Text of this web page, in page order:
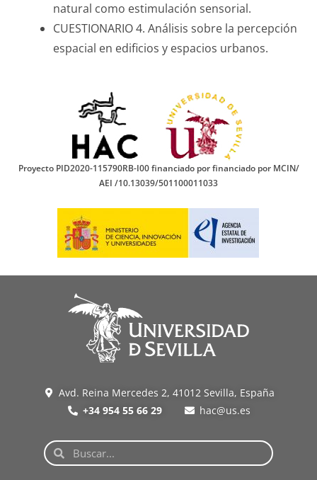
natural como estimulación sensorial.
CUESTIONARIO 4. Análisis sobre la percepción
espacial en edificios y espacios urbanos.
Proyecto PID2020-115790RB-I00 financiado por financiado por MCIN/
AEI /10.13039/501100011033
Avd. Reina Mercedes 2, 41012 Sevilla, España
+34 954 55 66 29
hac@us.es